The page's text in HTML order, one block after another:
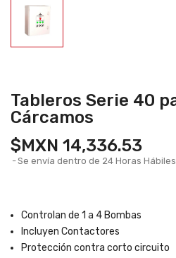
Tableros Serie 40
Cárcamos
$MXN 14,336.53
Se envía dentro de 24 Horas Hábiles
Controlan de 1 a 4 Bombas
Incluyen Contactores
Protección contra corto circuito